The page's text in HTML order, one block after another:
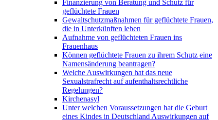
Finanzierung von Beratung und Schutz für
geflüchtete Frauen
Gewaltschutzmaßnahmen für geflüchtete Frauen,
die in Unterkünften leben
Aufnahme von geflüchteten Frauen ins
Frauenhaus
Können geflüchtete Frauen zu ihrem Schutz eine
Namensänderung beantragen?
Welche Auswirkungen hat das neue
Sexualstrafrecht auf aufenthaltsrechtliche
Regelungen?
Kirchenasyl
Unter welchen Voraussetzungen hat die Geburt
eines Kindes in Deutschland Auswirkungen auf